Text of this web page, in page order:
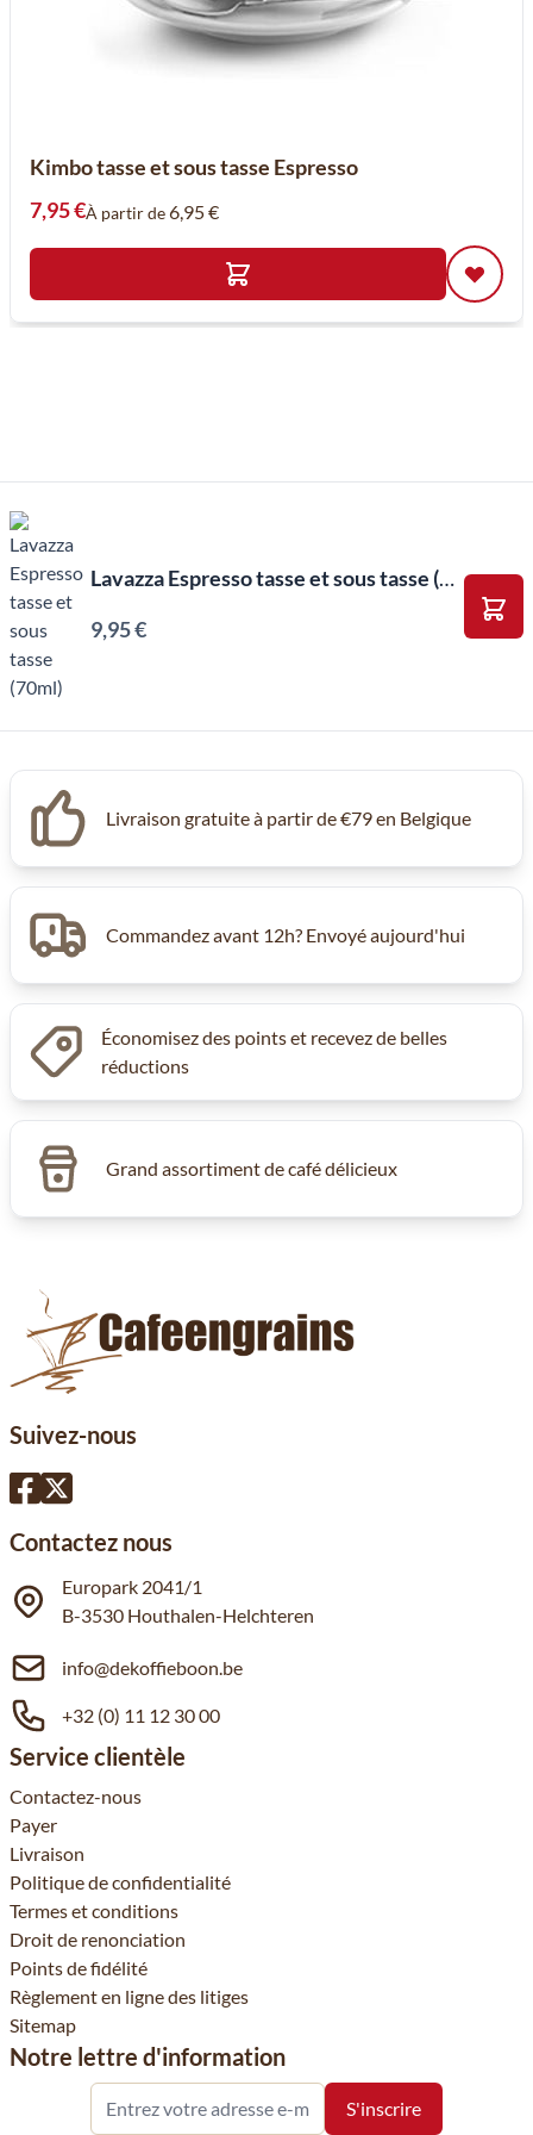
Kimbo tasse et sous tasse Espresso
7,95 €À partir de6,95 €
Lavazza Espresso tasse et sous tasse (70ml)
9,95 €
Livraison gratuite à partir de €79 en Belgique
Commandez avant 12h? Envoyé aujourd'hui
Économisez des points et recevez de belles
réductions
Grand assortiment de café délicieux
Suivez-nous
Contactez nous
Europark 2041/1
B-3530 Houthalen-Helchteren
info@dekoffieboon.be
+32 (0) 11 12 30 00
Service clientèle
Contactez-nous
Payer
Livraison
Politique de confidentialité
Termes et conditions
Droit de renonciation
Points de fidélité
Règlement en ligne des litiges
Sitemap
Notre lettre d'information